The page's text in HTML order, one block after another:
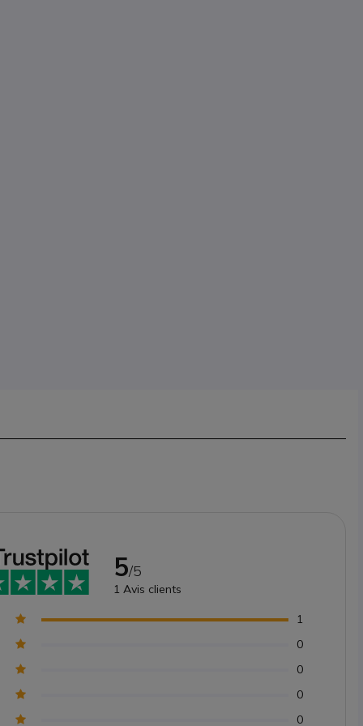
5/5
1 Avis clients
1
0
0
0
0